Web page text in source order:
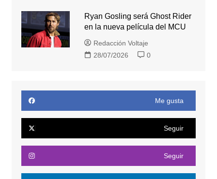
Ryan Gosling será Ghost Rider
en la nueva película del MCU
Redacción Voltaje
28/07/2026
0
Me gusta
Seguir
Seguir